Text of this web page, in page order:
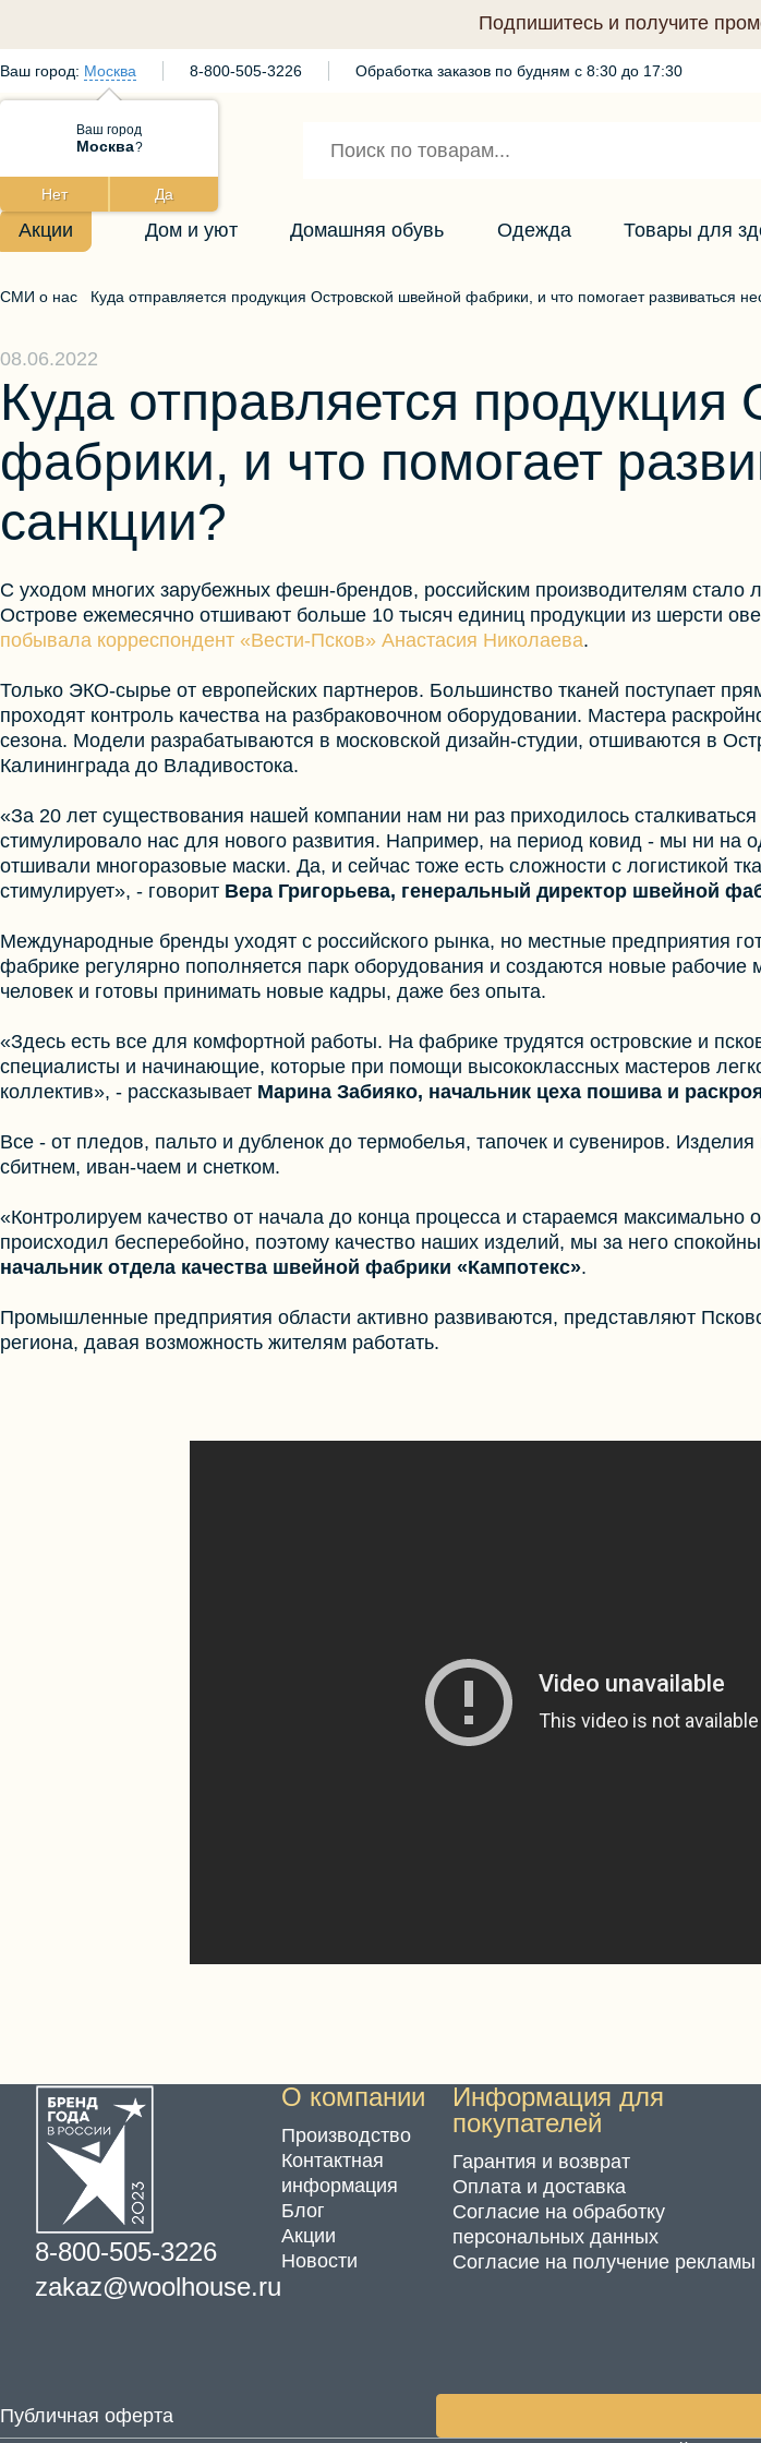
Подпишитесь и получите
Ваш город: Москва
Ваш город
Москва?
Нет Да
8-800-505-3226 Обработка заказов по будням с 8:30 до 17:30
Акции Дом и уют Домашняя обувь Одежда Товары для
СМИ о нас Куда отправляется продукция Островской швейной фабрики, и что помогает развиваться
08.06.2022
Куда отправляется
фабрики, и что помогает
санкции?
С уходом многих зарубежных фешн-брендов, российским производителям стало
Острове ежемесячно отшивают больше 10 тысяч единиц продукции из шерсти
побывала корреспондент «Вести-Псков» Анастасия Николаева.
Только ЭКО-сырье от европейских партнеров. Большинство тканей поступает
проходят контроль качества на разбраковочном оборудовании. Мастера
сезона. Модели разрабатываются в московской дизайн-студии, отшиваются в
Калининграда до Владивостока.
«За 20 лет существования нашей компании нам ни раз приходилось
стимулировало нас для нового развития. Например, на период ковид - мы ни на
отшивали многоразовые маски. Да, и сейчас тоже есть сложности с логистикой
стимулирует», - говорит Вера Григорьева, генеральный директор швейной
Международные бренды уходят с российского рынка, но местные предприятия
фабрике регулярно пополняется парк оборудования и создаются новые рабочие
человек и готовы принимать новые кадры, даже без опыта.
«Здесь есть все для комфортной работы. На фабрике трудятся островские и
специалисты и начинающие, которые при помощи высококлассных мастеров
коллектив», - рассказывает Марина Забияко, начальник цеха пошива и
Все - от пледов, пальто и дубленок до термобелья, тапочек и сувениров.
сбитнем, иван-чаем и снетком.
«Контролируем качество от начала до конца процесса и стараемся максимально
происходил бесперебойно, поэтому качество наших изделий, мы за него
начальник отдела качества швейной фабрики «Кампотекс».
Промышленные предприятия области активно развиваются, представляют
региона, давая возможность жителям работать.
8-800-505-3226
zakaz@woolhouse.ru
О компании
Производство
Контактная
информация
Блог
Акции
Новости
Информация для
покупателей
Гарантия и возврат
Оплата и доставка
Согласие на обработку
персональных данных
Согласие на получение рекламы
Публичная оферта